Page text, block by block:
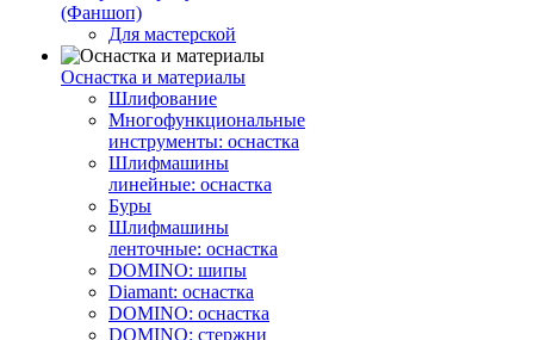
(Фаншоп)
Для мастерской
Оснастка и материалы
Шлифование
Многофункциональные
инструменты: оснастка
Шлифмашины
линейные: оснастка
Буры
Шлифмашины
ленточные: оснастка
DOMINO: шипы
Diamant: оснастка
DOMINO: оснастка
DOMINO: стержни